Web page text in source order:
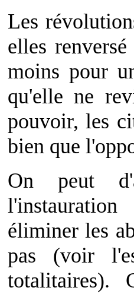
Les
elles
moins pour
qu'elle ne
pouvoir, les
bien que
On peut
éliminer les
pas (voir
totalitaires).